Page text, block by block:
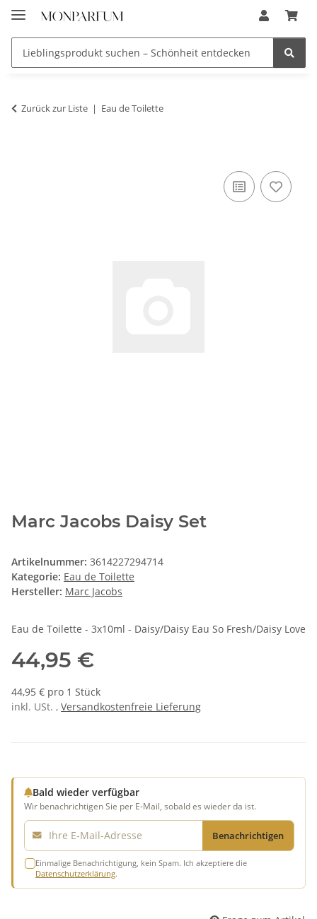
Zurück zur Liste Eau de Toilette
Marc Jacobs Daisy Set
Artikelnummer: 3614227294714
Kategorie: Eau de Toilette
Hersteller: Marc Jacobs
Eau de Toilette - 3x10ml - Daisy/Daisy Eau So Fresh/Daisy Love
44,95 €
44,95 € pro 1 Stück
inkl. USt. , Versandkostenfreie Lieferung
Bald wieder verfügbar
Wir benachrichtigen Sie per E-Mail, sobald es wieder da ist.
E-Mail
Benachrichtigen
Einmalige Benachrichtigung, kein Spam. Ich akzeptiere die
Datenschutzerklärung.